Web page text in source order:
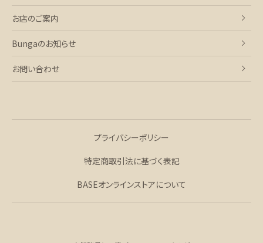
お店のご案内
Bungaのお知らせ
お問い合わせ
プライバシーポリシー
特定商取引法に基づく表記
BASEオンラインストアについて